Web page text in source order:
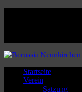
Startseite
Verein
Satzung